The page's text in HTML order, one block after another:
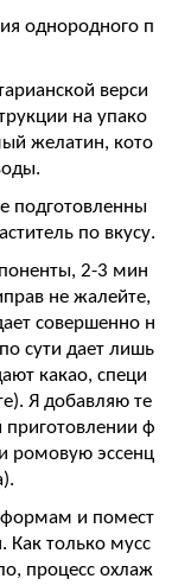
однородного п
верси
на упако
желатин, кото
подготовленны
по вкусу.
2-3 мин
не жалейте,
совершенно н
сути дает лишь
какао, специ
Я добавляю те
ф
ромовую эссенц
и помест
Как только мусс
процесс охлаж